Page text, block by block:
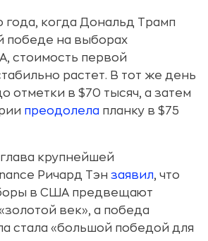
года, когда Дональд Трамп
победе на выборах
стоимость первой
растет. В тот же день
отметки в $70 тысяч, а затем
преодолела планку в $75
крупнейшей
Ричард Тэн заявил, что
в США предвещают
век», а победа
стала «большой победой для